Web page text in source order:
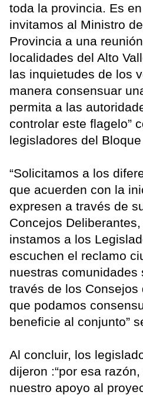
toda la provincia. Es
invitamos al Ministro
Provincia a una
localidades del Alto
las inquietudes de los
manera consensuar
permita a las
controlar este flagelo”
legisladores del
“Solicitamos a los
que acuerden con la
expresen a través de
Concejos
instamos a los
escuchen el reclamo
nuestras comunidades
través de los Consejos
que podamos
beneficie al conjunto”
Al concluir, los
dijeron :“por esa
nuestro apoyo al